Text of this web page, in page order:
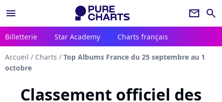
menu newsletter search
Billetterie Star Academy Charts français
Accueil / Charts / Top Albums France du 25 septembre au 1
octobre
Classement officiel des